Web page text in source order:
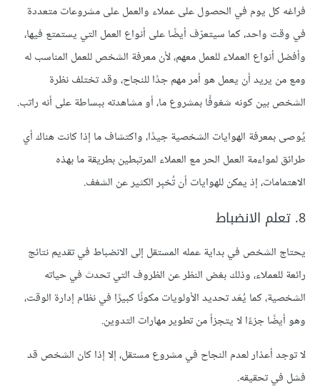
فراغه كل يوم في الحصول على عملاء والعمل على مشروعات متعددة
في وقت واحد، كما سيتعرّف أيضًا على أنواع العمل التي يستمتع فيها،
وأفضل أنواع العملاء للعمل معهم، لأن معرفة الشخص للعمل المناسب له
ومع من يريد أن يعمل هو أمر مهم جدًا للنجاح، وقد تختلف نظرة
الشخص بين كونه شغوفًا بمشروع ما، أو مشاهدته ببساطة على أنه راتب.
يُوصى بمعرفة الهوايات الشخصية جيدًا، واكتشاف ما إذا كانت هناك أي
طرائق لمواءمة العمل الحر مع العملاء المرتبطين بطريقة ما بهذه
الاهتمامات، إذ يمكن للهوايات أن تُخبِر الكثير عن الشغف.
8. تعلم الانضباط
يحتاج الشخص في بداية عمله المستقل إلى الانضباط في تقديم نتائج
رائعة للعملاء، وذلك بغض النظر عن الظروف التي تحدث في حياته
الشخصية، كما يُعَد تحديد الأولويات مكونًا كبيرًا في نظام إدارة الوقت،
وهو أيضًا جزءًا لا يتجزأ من تطوير مهارات التدوين.
لا توجد أعذار لعدم النجاح في مشروع مستقل، إلا إذا كان الشخص قد
فشل في تحقيقه.